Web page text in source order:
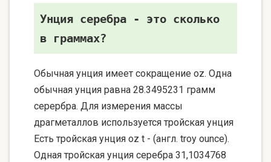
Унция серебра - это сколько
в граммах?
Обычная унция имеет сокращение oz. Одна
обычная унция равна 28.3495231 грамм
серербра. Для измерения массы
драгметаллов используется тройская унция
Есть тройская унция oz t - (англ. troy ounce).
Одная тройская унция серебра 31,1034768